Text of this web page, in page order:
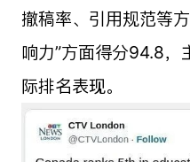
撤稿率、引用规范等
响力”方面得分94.8，
际排名表现。